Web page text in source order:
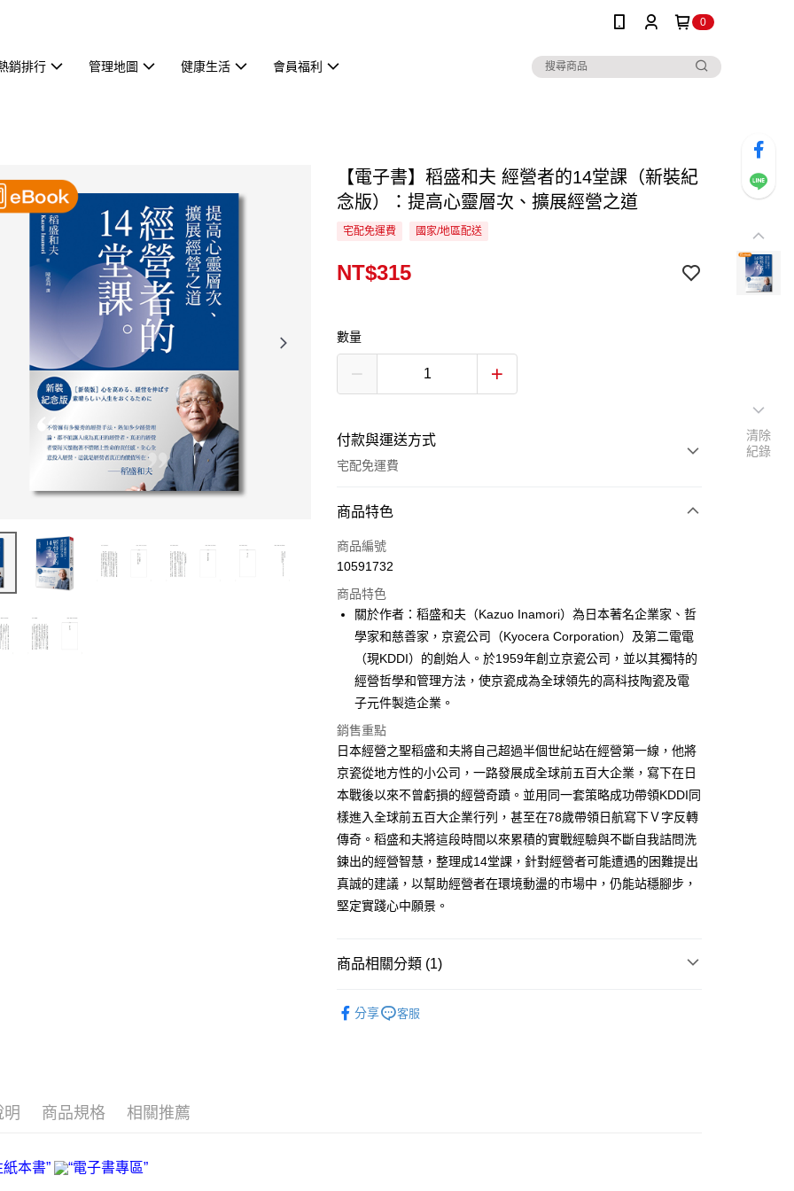
0
銷排行 管理地圖 健康生活 會員福利
【電子書】稻盛和夫 經營者的14堂課（新裝紀
念版）：提高心靈層次、擴展經營之道
宅配免運費 國家/地區配送
NT$315
數量
付款與運送方式
宅配免運費
付款方式
信用卡一次付款
Apple Pay
街口支付
悠遊付
ATM付款
運送方式
宅配
每筆NT$70，滿NT$799(含以上)免運費
數位商品免運
免運費
數位商品離島免運
離島宅配
海外叢書運費
商品特色
商品編號
10591732
商品特色
關於作者：稻盛和夫（Kazuo Inamori）為日本著名企業家、哲
學家和慈善家，京瓷公司（Kyocera Corporation）及第二電電
（現KDDI）的創始人。於1959年創立京瓷公司，並以其獨特的
經營哲學和管理方法，使京瓷成為全球領先的高科技陶瓷及電
子元件製造企業。
銷售重點
日本經營之聖稻盛和夫將自己超過半個世紀站在經營第一線，他將
京瓷從地方性的小公司，一路發展成全球前五百大企業，寫下在日
本戰後以來不曾虧損的經營奇蹟。並用同一套策略成功帶領KDDI同
樣進入全球前五百大企業行列，甚至在78歲帶領日航寫下Ｖ字反轉
傳奇。稻盛和夫將這段時間以來累積的實戰經驗與不斷自我詰問洗
鍊出的經營智慧，整理成14堂課，針對經營者可能遭遇的困難提出
真誠的建議，以幫助經營者在環境動盪的市場中，仍能站穩腳步，
堅定實踐心中願景。
商品相關分類 (1)
分享
客服
明 商品規格 相關推薦
清除
紀錄